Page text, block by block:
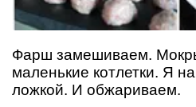
Фарш замешиваем.
маленькие котлетки. Я
ложкой. И обжариваем.